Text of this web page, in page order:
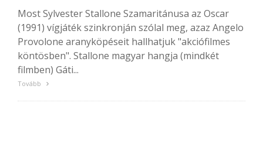
Most Sylvester Stallone Szamaritánusa az Oscar
(1991) vígjáték szinkronján szólal meg, azaz Angelo
Provolone aranyköpéseit hallhatjuk "akciófilmes
köntösben". Stallone magyar hangja (mindkét
filmben) Gáti...
Tovább